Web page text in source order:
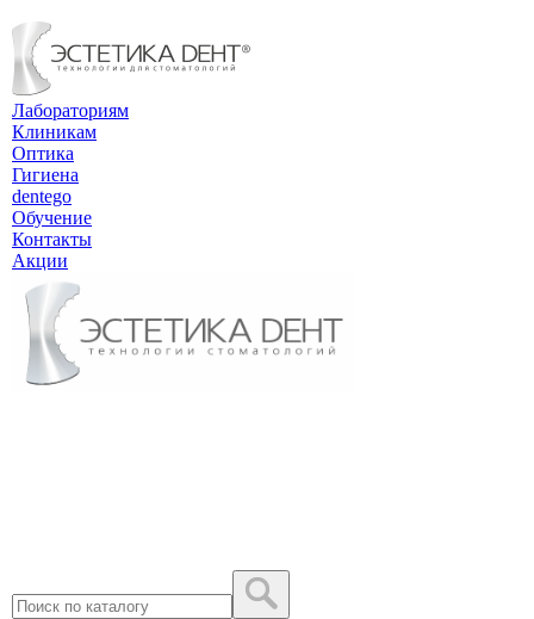
Лабораториям
Клиникам
Оптика
Гигиена
dentego
Обучение
Контакты
Акции